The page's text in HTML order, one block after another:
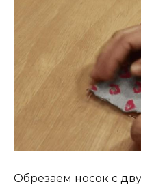
Обрезаем носок с